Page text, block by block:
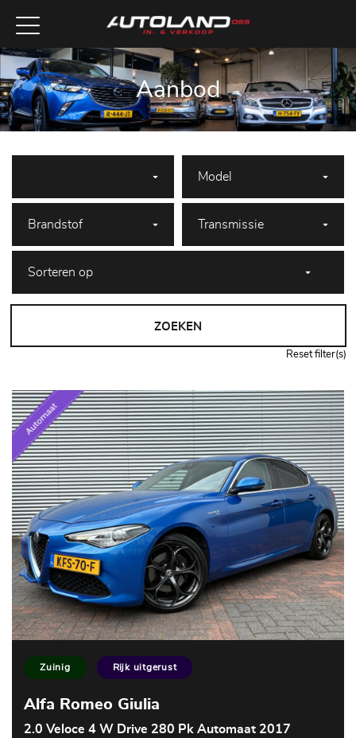
Aanbod
ZOEKEN
Reset filter(s)
Zuinig Rijk uitgerust
Alfa Romeo Giulia
2.0 Veloce 4 W Drive 280 Pk Automaat 2017